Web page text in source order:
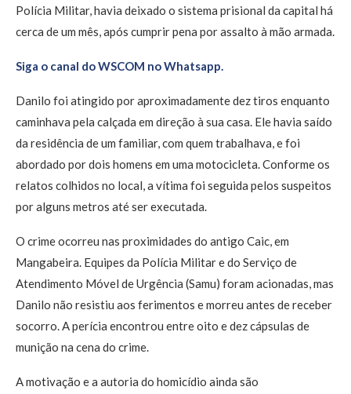
Polícia Militar, havia deixado o sistema prisional da capital há
cerca de um mês, após cumprir pena por assalto à mão armada.
Siga o canal do WSCOM no Whatsapp.
Danilo foi atingido por aproximadamente dez tiros enquanto
caminhava pela calçada em direção à sua casa. Ele havia saído
da residência de um familiar, com quem trabalhava, e foi
abordado por dois homens em uma motocicleta. Conforme os
relatos colhidos no local, a vítima foi seguida pelos suspeitos
por alguns metros até ser executada.
O crime ocorreu nas proximidades do antigo Caic, em
Mangabeira. Equipes da Polícia Militar e do Serviço de
Atendimento Móvel de Urgência (Samu) foram acionadas, mas
Danilo não resistiu aos ferimentos e morreu antes de receber
socorro. A perícia encontrou entre oito e dez cápsulas de
munição na cena do crime.
A motivação e a autoria do homicídio ainda são